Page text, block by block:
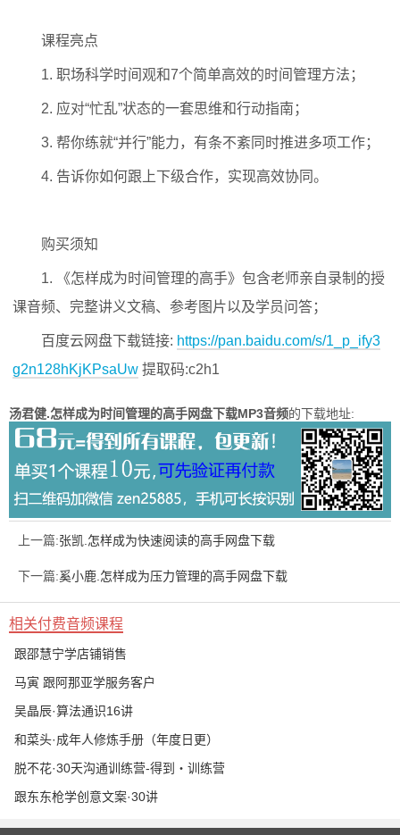
课程亮点
1. 职场科学时间观和7个简单高效的时间管理方法；
2. 应对“忙乱”状态的一套思维和行动指南；
3. 帮你练就“并行”能力，有条不紊同时推进多项工作；
4. 告诉你如何跟上下级合作，实现高效协同。
购买须知
1. 《怎样成为时间管理的高手》包含老师亲自录制的授
课音频、完整讲义文稿、参考图片以及学员问答；
百度云网盘下载链接: https://pan.baidu.com/s/1_p_ify3
g2n128hKjKPsaUw 提取码:c2h1
汤君健.怎样成为时间管理的高手网盘下载MP3音频的下载地址:
上一篇:张凯.怎样成为快速阅读的高手网盘下载
下一篇:奚小鹿.怎样成为压力管理的高手网盘下载
相关付费音频课程
跟邵慧宁学店铺销售
马寅 跟阿那亚学服务客户
吴晶辰·算法通识16讲
和菜头·成年人修炼手册（年度日更）
脱不花·30天沟通训练营-得到・训练营
跟东东枪学创意文案·30讲